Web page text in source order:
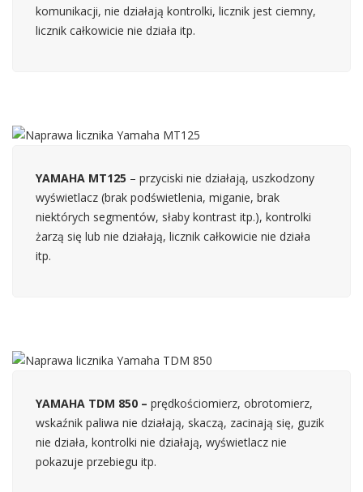
komunikacji, nie działają kontrolki, licznik jest ciemny,
licznik całkowicie nie działa itp.
YAMAHA MT125 – przyciski nie działają, uszkodzony
wyświetlacz (brak podświetlenia, miganie, brak
niektórych segmentów, słaby kontrast itp.), kontrolki
żarzą się lub nie działają, licznik całkowicie nie działa
itp.
YAMAHA TDM 850 – prędkościomierz, obrotomierz,
wskaźnik paliwa nie działają, skaczą, zacinają się, guzik
nie działa, kontrolki nie działają, wyświetlacz nie
pokazuje przebiegu itp.